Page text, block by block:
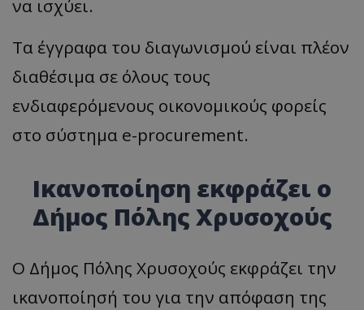
να ισχύει.
Τα έγγραφα του διαγωνισμού είναι πλέον
διαθέσιμα σε όλους τους
ενδιαφερόμενους οικονομικούς φορείς
στο σύστημα e-procurement.
Ικανοποίηση εκφράζει ο
Δήμος Πόλης Χρυσοχούς
Ο Δήμος Πόλης Χρυσοχούς εκφράζει την
ικανοποίησή του για την απόφαση της